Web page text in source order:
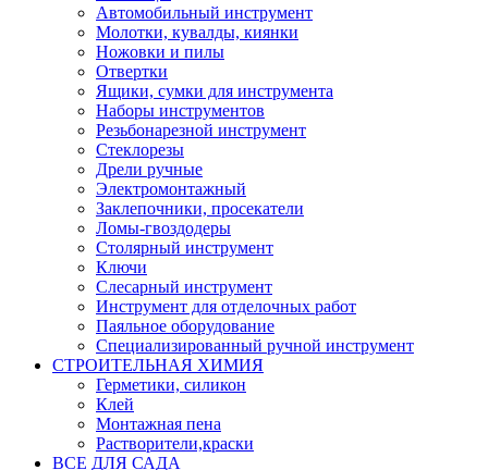
Автомобильный инструмент
Молотки, кувалды, киянки
Ножовки и пилы
Отвертки
Ящики, сумки для инструмента
Наборы инструментов
Резьбонарезной инструмент
Стеклорезы
Дрели ручные
Электромонтажный
Заклепочники, просекатели
Ломы-гвоздодеры
Столярный инструмент
Ключи
Слесарный инструмент
Инструмент для отделочных работ
Паяльное оборудование
Специализированный ручной инструмент
СТРОИТЕЛЬНАЯ ХИМИЯ
Герметики, силикон
Клей
Монтажная пена
Растворители,краски
ВСЕ ДЛЯ САДА